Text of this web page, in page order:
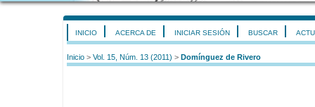
INICIO ACERCA DE INICIAR SESIÓN BUSCAR
Inicio > Vol. 15, Núm. 13 (2011) > Domínguez de Rivero